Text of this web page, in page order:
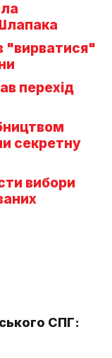
"вирватися"
перехід
секретну
вибори
СПГ: